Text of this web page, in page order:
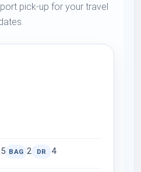
pick-up for your travel
5 BAG 2 DR 4